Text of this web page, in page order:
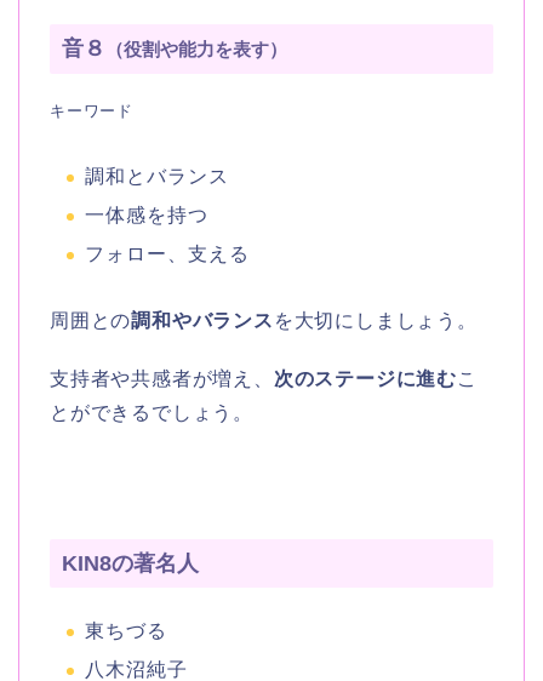
音８ （役割や能力を表す）
キーワード
調和とバランス
一体感を持つ
フォロー、支える
周囲との調和やバランス を大切にしましょう。
支持者や共感者が増え、 次のステージに進むこ
とができるでしょう。
KIN8の著名人
東ちづる
八木沼純子